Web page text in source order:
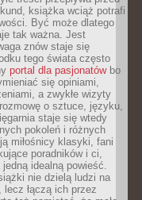
książka wciąż potrafi
Być może dlatego
tak ważna. Jest
znów staje się
tego świata często
portal dla pasjonatówbo
się opiniami,
a zwykłe wizyty
o sztuce, języku,
staje się wtedy
pokoleń i różnych
miłośnicy klasyki, fani
poradników i ci,
idealną powieść.
nie dzielą ludzi na
łączą ich przez